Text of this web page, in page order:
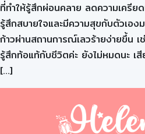
ที่ทำให้รู้สึกผ่อนคลาย ลดความเครีย
รู้สึกสบายใจและมีความสุขกับตัวเอง
ก้าวผ่านสถานการณ์เลวร้ายง่ายขึ้น
รู้สึกท้อแท้กับชีวิตค่ะ ยังไม่หมดนะ เ
[…]